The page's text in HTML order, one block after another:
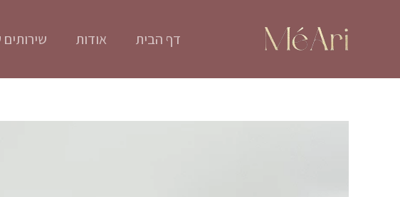
דף הבית אודות שירותים